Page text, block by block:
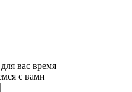
вас время
с вами